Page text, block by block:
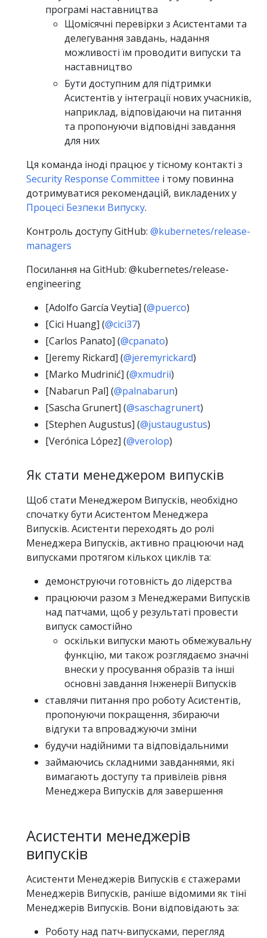
програмі наставництва
Щомісячні перевірки з Асистентами та
делегування завдань, надання
можливості їм проводити випуски та
наставництво
Бути доступним для підтримки
Асистентів у інтеграції нових учасників,
наприклад, відповідаючи на питання
та пропонуючи відповідні завдання
для них
Ця команда іноді працює у тісному контакті з
Security Response Committee і тому повинна
дотримуватися рекомендацій, викладених у
Процесі Безпеки Випуску.
Контроль доступу GitHub: @kubernetes/release-
managers
Посилання на GitHub: @kubernetes/release-
engineering
[Adolfo García Veytia] (@puerco)
[Cici Huang] (@cici37)
[Carlos Panato] (@cpanato)
[Jeremy Rickard] (@jeremyrickard)
[Marko Mudrinić] (@xmudrii)
[Nabarun Pal] (@palnabarun)
[Sascha Grunert] (@saschagrunert)
[Stephen Augustus] (@justaugustus)
[Verónica López] (@verolop)
Як стати менеджером випусків
Щоб стати Менеджером Випусків, необхідно
спочатку бути Асистентом Менеджера
Випусків. Асистенти переходять до ролі
Менеджера Випусків, активно працюючи над
випусками протягом кількох циклів та:
демонструючи готовність до лідерства
працюючи разом з Менеджерами Випусків
над патчами, щоб у результаті провести
випуск самостійно
оскільки випуски мають обмежувальну
функцію, ми також розглядаємо значні
внески у просування образів та інші
основні завдання Інженерії Випусків
ставлячи питання про роботу Асистентів,
пропонуючи покращення, збираючи
відгуки та впроваджуючи зміни
будучи надійними та відповідальними
займаючись складними завданнями, які
вимагають доступу та привілеїв рівня
Менеджера Випусків для завершення
Асистенти менеджерів
випусків
Асистенти Менеджерів Випусків є стажерами
Менеджерів Випусків, раніше відомими як тіні
Менеджерів Випусків. Вони відповідають за:
Роботу над патч-випусками, перегляд